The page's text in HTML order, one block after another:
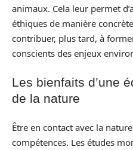
animaux. Cela leur permet
éthiques de manière
contribuer, plus tard, à
conscients des enjeux
Les bienfaits d’une
de la nature
Être en contact avec la
compétences. Les études